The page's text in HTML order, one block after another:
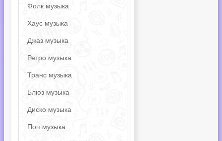
Фолк музыка
Хаус музыка
Джаз музыка
Ретро музыка
Транс музыка
Блюз музыка
Диско музыка
Поп музыка